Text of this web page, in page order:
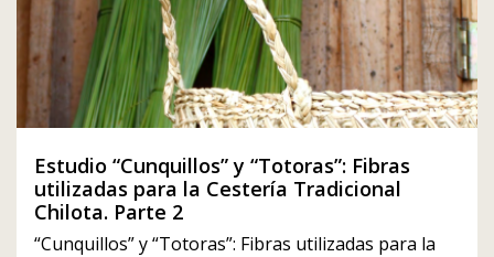
Estudio “Cunquillos” y “Totoras”: Fibras
utilizadas para la Cestería Tradicional
Chilota. Parte 2
“Cunquillos” y “Totoras”: Fibras utilizadas para la